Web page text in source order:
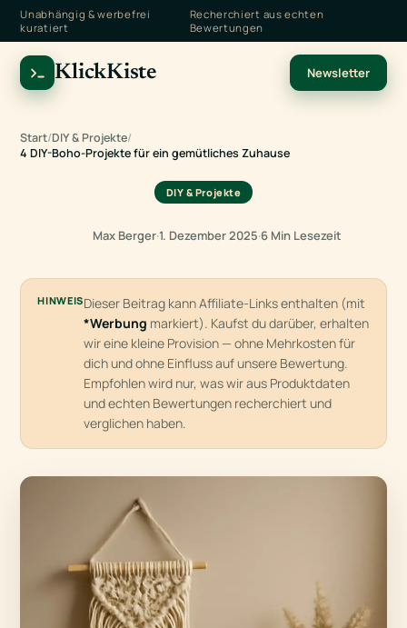
Unabhängig & werbefrei
kuratiert
Recherchiert aus echten
Bewertungen
KlickKiste Newsletter
Start/DIY & Projekte/
4 DIY-Boho-Projekte für ein gemütliches Zuhause
DIY & Projekte
Max Berger·1. Dezember 2025·6 Min Lesezeit
HINWEISDieser Beitrag kann Affiliate-Links enthalten (mit
*Werbung markiert). Kaufst du darüber, erhalten
wir eine kleine Provision — ohne Mehrkosten für
dich und ohne Einfluss auf unsere Bewertung.
Empfohlen wird nur, was wir aus Produktdaten
und echten Bewertungen recherchiert und
verglichen haben.